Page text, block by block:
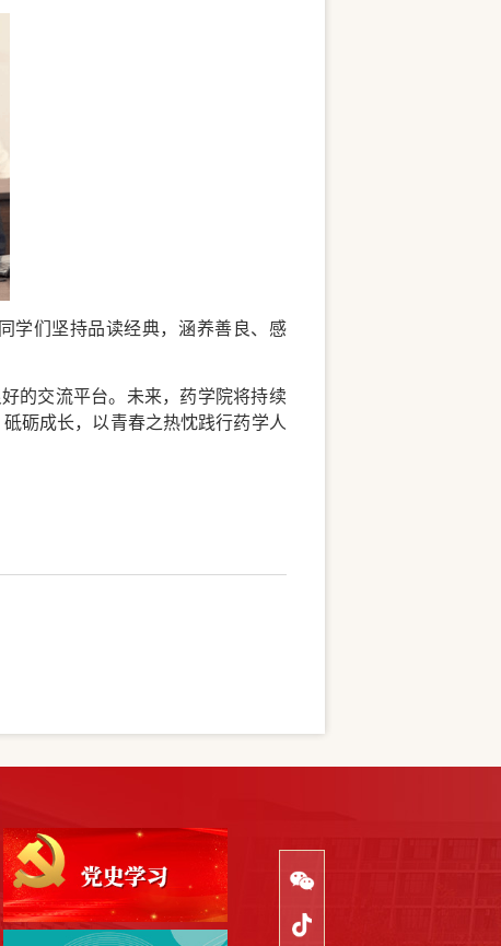
学们坚持品读经典，涵养善良、感
的交流平台。未来，药学院将持续
砺成长，以青春之热忱践行药学人